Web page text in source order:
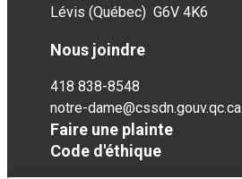
Lévis (Québec) G6V 4K6
Nous joindre
418 838-8548
notre-dame@cssdn.gouv.qc.ca
Faire une plainte
Code d'éthique